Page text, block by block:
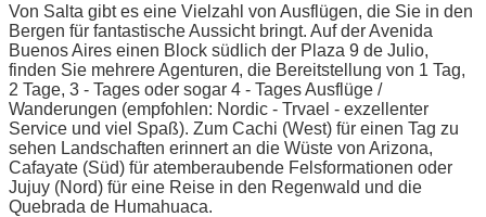
Von Salta gibt es eine Vielzahl von Ausflügen, die Sie in den
Bergen für fantastische Aussicht bringt. Auf der Avenida
Buenos Aires einen Block südlich der Plaza 9 de Julio,
finden Sie mehrere Agenturen, die Bereitstellung von 1 Tag,
2 Tage, 3 - Tages oder sogar 4 - Tages Ausflüge /
Wanderungen (empfohlen: Nordic - Trvael - exzellenter
Service und viel Spaß). Zum Cachi (West) für einen Tag zu
sehen Landschaften erinnert an die Wüste von Arizona,
Cafayate (Süd) für atemberaubende Felsformationen oder
Jujuy (Nord) für eine Reise in den Regenwald und die
Quebrada de Humahuaca.